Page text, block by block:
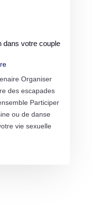
dans votre couple
Organiser
des escapades
Participer
ou de danse
vie sexuelle